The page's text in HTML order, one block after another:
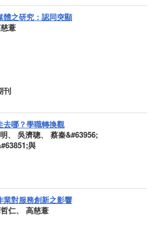
體之研究：認同突顯
薏
刊
去哪？學職轉換觀
、 吳濟聰、 蔡秦&#63956;
與
業對服務創新之影響
仁、 高慈薏